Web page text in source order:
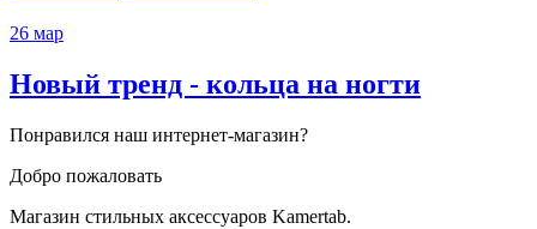
26 мар
Новый тренд - кольца на ногти
Понравился наш интернет-магазин?
Добро пожаловать
Магазин стильных аксессуаров Kamertab.